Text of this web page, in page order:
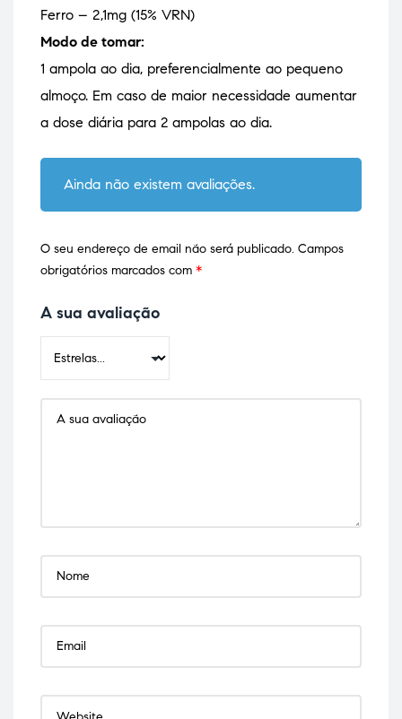
Ferro – 2,1mg (15% VRN)
Modo de tomar:
1 ampola ao dia, preferencialmente ao pequeno
almoço. Em caso de maior necessidade aumentar
a dose diária para 2 ampolas ao dia.
Ainda não existem avaliações.
O seu endereço de email não será publicado. Campos
obrigatórios marcados com *
A sua avaliação